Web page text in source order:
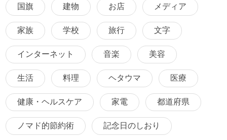
国旗 建物 お店 メディア
家族 学校 旅行 文字
インターネット 音楽 美容
生活 料理 ヘタウマ 医療
健康・ヘルスケア 家電 都道府県
ノマド的節約術 記念日のしおり